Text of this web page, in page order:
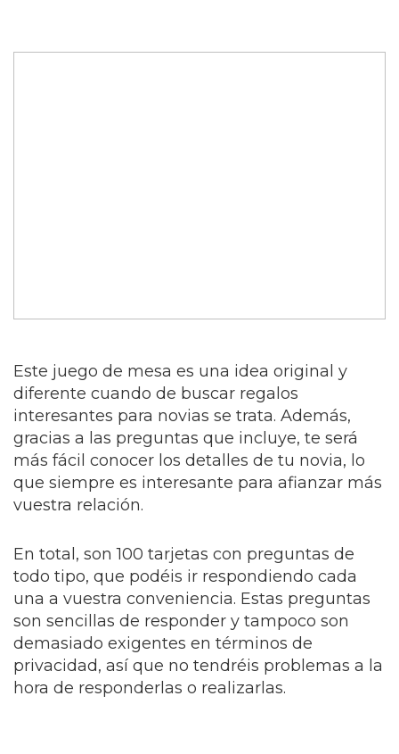
Este juego de mesa es una idea original y
diferente cuando de buscar regalos
interesantes para novias se trata. Además,
gracias a las preguntas que incluye, te será
más fácil conocer los detalles de tu novia, lo
que siempre es interesante para afianzar más
vuestra relación.
En total, son 100 tarjetas con preguntas de
todo tipo, que podéis ir respondiendo cada
una a vuestra conveniencia. Estas preguntas
son sencillas de responder y tampoco son
demasiado exigentes en términos de
privacidad, así que no tendréis problemas a la
hora de responderlas o realizarlas.